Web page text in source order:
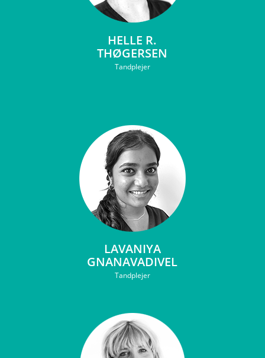
HELLE R.
THØGERSEN
Tandplejer
LAVANIYA
GNANAVADIVEL
Tandplejer